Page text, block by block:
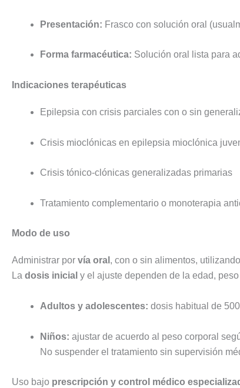
Presentación: Frasco con solución oral
Forma farmacéutica: Solución oral lista para
Indicaciones terapéuticas
Epilepsia con crisis parciales con o sin
Crisis mioclónicas en epilepsia mioclónica
Crisis tónico-clónicas generalizadas primarias
Tratamiento complementario o monoterapia
Modo de uso
Administrar por vía oral , con o sin alimentos,
La dosis inicial y el ajuste dependen de la edad,
Adultos y adolescentes: dosis habitual de
Niños: ajustar de acuerdo al peso corporal
No suspender el tratamiento sin supervisión
Uso bajo prescripción y control médico